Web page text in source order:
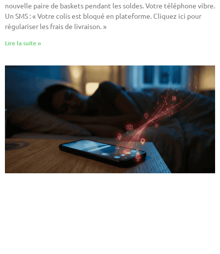
nouvelle paire de baskets pendant les soldes. Votre téléphone vibre.
Un SMS : « Votre colis est bloqué en plateforme. Cliquez ici pour
régulariser les frais de livraison. »
Lire la suite »